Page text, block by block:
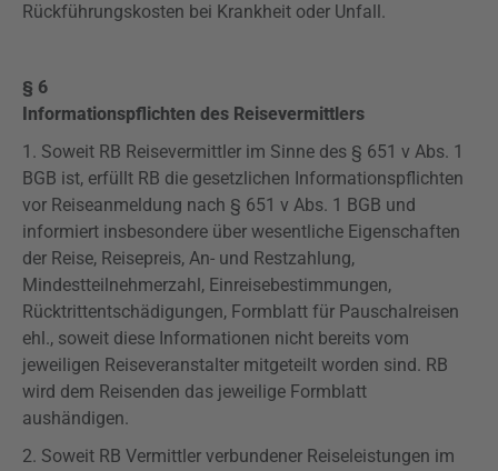
Rückführungskosten bei Krankheit oder Unfall.
§ 6
Informationspflichten des Reisevermittlers
1. Soweit RB Reisevermittler im Sinne des § 651 v Abs. 1
BGB ist, erfüllt RB die gesetzlichen Informationspflichten
vor Reiseanmeldung nach § 651 v Abs. 1 BGB und
informiert insbesondere über wesentliche Eigenschaften
der Reise, Reisepreis, An- und Restzahlung,
Mindestteilnehmerzahl, Einreisebestimmungen,
Rücktrittentschädigungen, Formblatt für Pauschalreisen
ehl., soweit diese Informationen nicht bereits vom
jeweiligen Reiseveranstalter mitgeteilt worden sind. RB
wird dem Reisenden das jeweilige Formblatt
aushändigen.
2. Soweit RB Vermittler verbundener Reiseleistungen im